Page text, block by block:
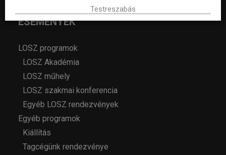
ESEMÉNYEK
LOSZ programok
LOSZ Akadémia
LOSZ műhely
LOSZ szakmai konferencia
Egyéb LOSZ rendezvények
Egyéb programok
Kiállítás
Tagcégünk rendezvénye
Testreszabás